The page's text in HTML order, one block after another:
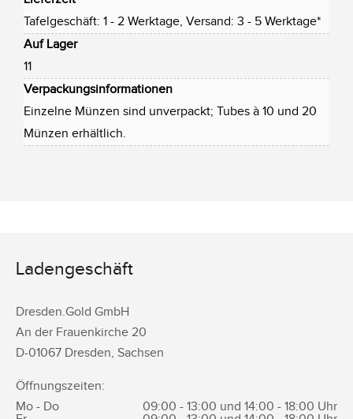
Tafelgeschäft: 1 - 2 Werktage, Versand: 3 - 5 Werktage*
Auf Lager
11
Verpackungsinformationen
Einzelne Münzen sind unverpackt; Tubes à 10 und 20
Münzen erhältlich.
Ladengeschäft
Dresden.Gold GmbH
An der Frauenkirche 20
D-01067 Dresden, Sachsen
Öffnungszeiten:
Mo - Do
09:00 - 13:00 und 14:00 - 18:00 Uhr